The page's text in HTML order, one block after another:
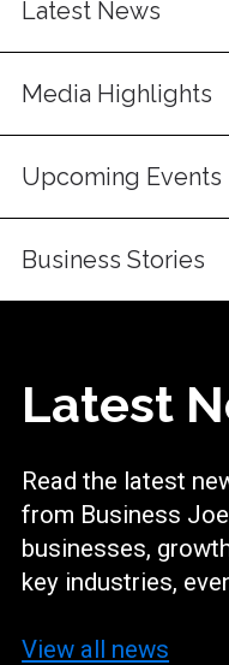
Latest News
Media Highlights
Upcoming Events
Business Stories
Latest
Read the latest
from Business
businesses,
key industries,
View all news